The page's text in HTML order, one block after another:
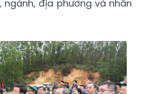
ngành, địa phương và nhân